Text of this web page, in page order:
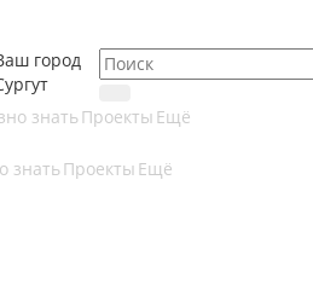
город
знатьПроекты Ещё
знатьПроекты Ещё